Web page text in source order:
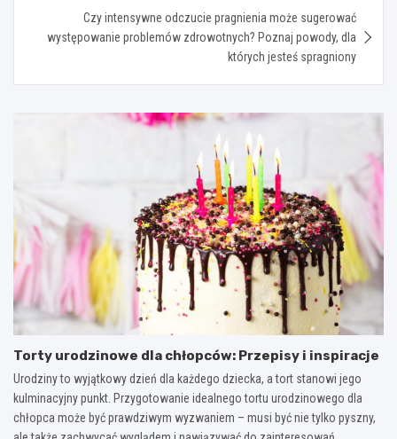
Czy intensywne odczucie pragnienia może sugerować
występowanie problemów zdrowotnych? Poznaj powody, dla
których jesteś spragniony
Torty urodzinowe dla chłopców: Przepisy i inspiracje
Urodziny to wyjątkowy dzień dla każdego dziecka, a tort stanowi jego
kulminacyjny punkt. Przygotowanie idealnego tortu urodzinowego dla
chłopca może być prawdziwym wyzwaniem – musi być nie tylko pyszny,